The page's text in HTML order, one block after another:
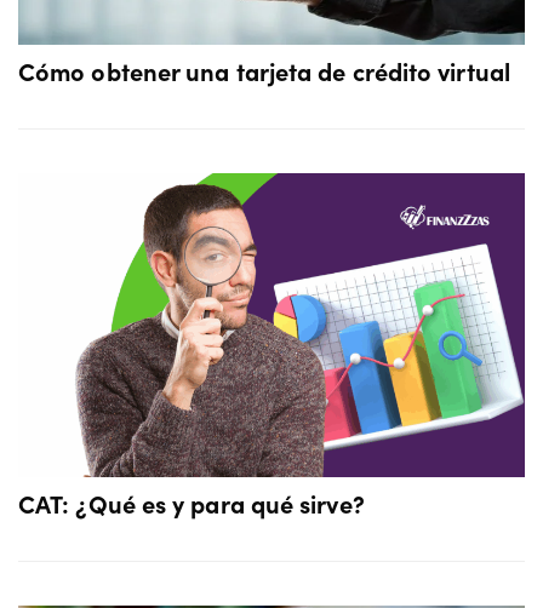
Cómo obtener una tarjeta de crédito virtual
CAT: ¿Qué es y para qué sirve?